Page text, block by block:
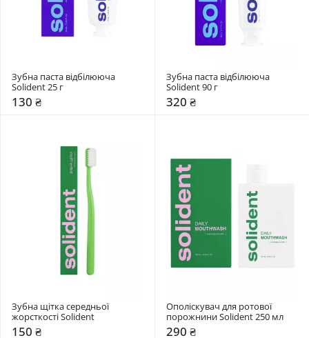
Зубна паста відбілююча
130 ₴
Зубна паста відбілююча
320 ₴
Зубна щітка середньої
150 ₴
Ополіскувач для ротової
290 ₴